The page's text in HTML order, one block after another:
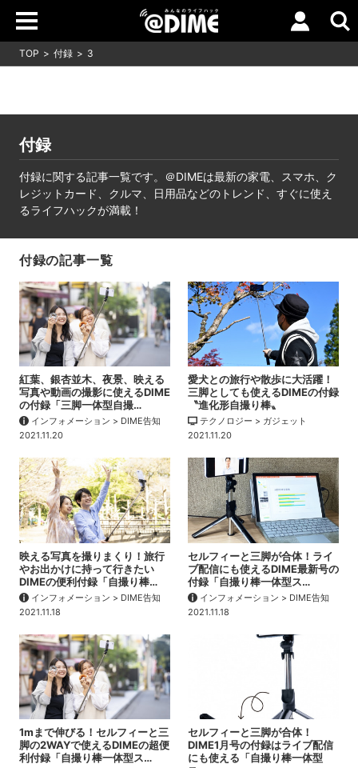
TOP 付録 3
付録
付録に関する記事一覧です。＠DIMEは最新の家電、スマホ、ク
レジットカード、クルマ、日用品などのトレンド、すぐに使え
るライフハックが満載！
付録の記事一覧
紅葉、銀杏並木、夜景、映える
写真や動画の撮影に使えるDIME
の付録「三脚一体型自撮…
インフォメーション > DIME告知
2021.11.20
愛犬との旅行や散歩に大活躍！
三脚としても使えるDIMEの付録
〝進化形自撮り棒〟
テクノロジー > ガジェット
2021.11.20
映える写真を撮りまくり！旅行
やお出かけに持って行きたい
DIMEの便利付録「自撮り棒…
インフォメーション > DIME告知
2021.11.18
セルフィーと三脚が合体！ライ
ブ配信にも使えるDIME最新号の
付録「自撮り棒一体型ス…
インフォメーション > DIME告知
2021.11.18
1mまで伸びる！セルフィーと三
脚の2WAYで使えるDIMEの超便
利付録「自撮り棒一体型ス…
セルフィーと三脚が合体！
DIME1月号の付録はライブ配信
にも使える「自撮り棒一体型